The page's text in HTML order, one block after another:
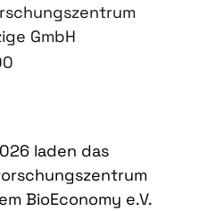
GmbH
laden das
BioEconomy e.V.